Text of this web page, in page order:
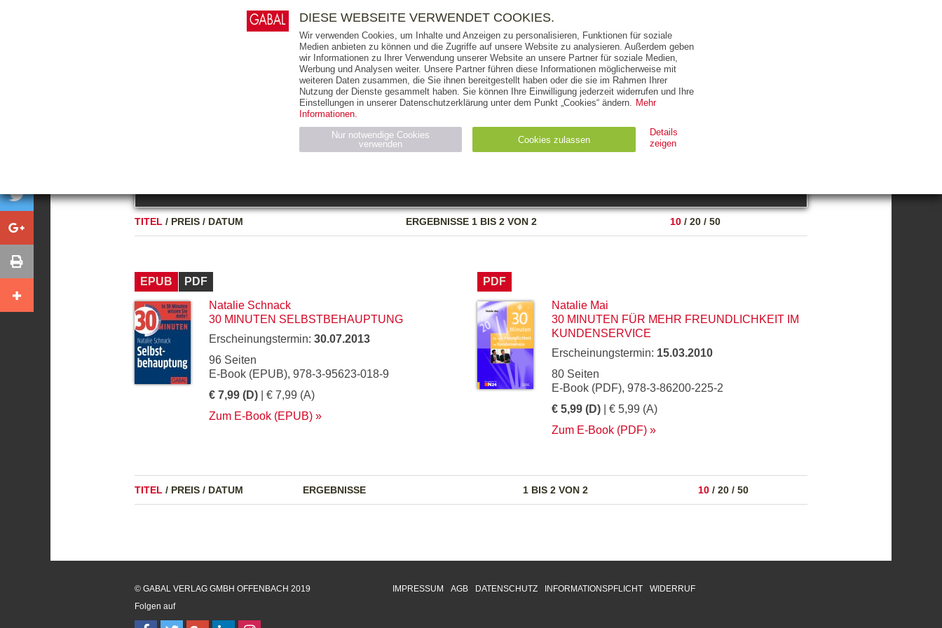
AUSGABEART AUS DER REIHE ZUM THEMA
TITEL / PREIS / DATUM ERGEBNISSE1 BIS 2 VON 2 10 / 20 / 50
EPUB
PDF
Natalie Schnack
30 MINUTEN SELBSTBEHAUPTUNG
Erscheinungstermin: 30.07.2013
96 Seiten
E-Book (EPUB), 978-3-95623-018-9
€ 7,99 (D) | € 7,99 (A)
Zum E-Book (EPUB)
PDF
Natalie Mai
30 MINUTEN FÜR MEHR FREUNDLICHKEIT IM
KUNDENSERVICE
Erscheinungstermin: 15.03.2010
80 Seiten
E-Book (PDF), 978-3-86200-225-2
€ 5,99 (D) | € 5,99 (A)
Zum E-Book (PDF)
TITEL / PREIS / DATUM ERGEBNISSE 1 BIS 2 VON 2 10 / 20 / 50
E-BOOKS AUDIO-CDS MP3 NON-BOOKS
THEMEN AUTOREN VERLAG
RIGHTS PRESSE HANDEL FÜR UNTERNEHMEN
IMPRESSUM AGB DATENSCHUTZ INFORMATIONSPFLICHT WIDERRUF
© GABAL VERLAG GMBH OFFENBACH 2019
Folgen auf
DIESE WEBSEITE VERWENDET COOKIES.
Wir verwenden Cookies, um Inhalte und Anzeigen zu personalisieren, Funktionen für soziale
Medien anbieten zu können und die Zugriffe auf unsere Website zu analysieren. Außerdem geben
wir Informationen zu Ihrer Verwendung unserer Website an unsere Partner für soziale Medien,
Werbung und Analysen weiter. Unsere Partner führen diese Informationen möglicherweise mit
weiteren Daten zusammen, die Sie ihnen bereitgestellt haben oder die sie im Rahmen Ihrer
Nutzung der Dienste gesammelt haben. Sie können Ihre Einwilligung jederzeit widerrufen und Ihre
Einstellungen in unserer Datenschutzerklärung unter dem Punkt „Cookies“ ändern. Mehr
Informationen.
Nur notwendige Cookies
verwenden
Cookies zulassen
Details
zeigen
Name Anbieter Zweck Ablauf
Typ
Wird für die Speicherung der Benutzer-Session verwendet HTTP